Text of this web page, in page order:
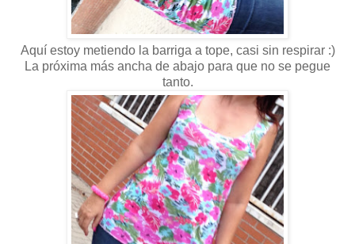
Aquí estoy metiendo la barriga a tope, casi sin respirar :)
La próxima más ancha de abajo para que no se pegue
tanto.